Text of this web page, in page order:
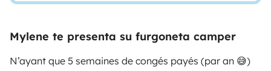
Mylene te presenta su furgoneta camper
N’ayant que 5 semaines de congés payés (par an 😅)